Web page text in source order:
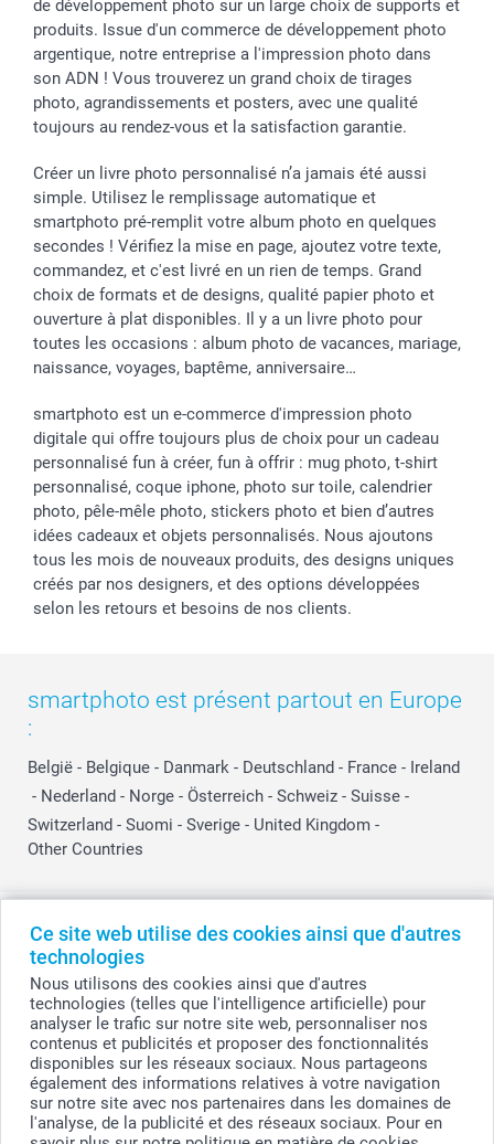
Ce site web utilise des cookies ainsi que d'autres
technologies
Nous utilisons des cookies ainsi que d'autres
technologies (telles que l'intelligence artificielle) pour
analyser le trafic sur notre site web, personnaliser nos
contenus et publicités et proposer des fonctionnalités
disponibles sur les réseaux sociaux. Nous partageons
également des informations relatives à votre navigation
sur notre site avec nos partenaires dans les domaines de
l'analyse, de la publicité et des réseaux sociaux. Pour en
de développement photo sur un large choix de supports et
produits. Issue d'un commerce de développement photo
argentique, notre entreprise a l'impression photo dans
son ADN ! Vous trouverez un grand choix de tirages
photo, agrandissements et posters, avec une qualité
toujours au rendez-vous et la satisfaction garantie.
Créer un livre photo personnalisé n’a jamais été aussi
simple. Utilisez le remplissage automatique et
smartphoto pré-remplit votre album photo en quelques
secondes ! Vérifiez la mise en page, ajoutez votre texte,
commandez, et c'est livré en un rien de temps. Grand
choix de formats et de designs, qualité papier photo et
ouverture à plat disponibles. Il y a un livre photo pour
toutes les occasions : album photo de vacances, mariage,
naissance, voyages, baptême, anniversaire…
smartphoto est un e-commerce d'impression photo
digitale qui offre toujours plus de choix pour un cadeau
personnalisé fun à créer, fun à offrir : mug photo, t-shirt
personnalisé, coque iphone, photo sur toile, calendrier
photo, pêle-mêle photo, stickers photo et bien d’autres
idées cadeaux et objets personnalisés. Nous ajoutons
tous les mois de nouveaux produits, des designs uniques
créés par nos designers, et des options développées
selon les retours et besoins de nos clients.
smartphoto est présent partout en Europe
:
België - Belgique - Danmark - Deutschland - France - Ireland
- Nederland - Norge - Österreich - Schweiz - Suisse -
Switzerland - Suomi - Sverige - United Kingdom -
Other Countries
© smartphoto group. Tous droits réservés
smartphoto group SA.
Siège social : Kwatrechtsteenweg 160, 9230 Wetteren, Belgique
Numéro de TVA BE 0405.706.755
Numéro d'entreprise 0405.706.755.
Coordonnées bancaires: IBAN BE71 2850 2711 5569 - BIC: GEBABEBB
Tous les prix sont en EURO (€), TVA incluse et hors frais de port.